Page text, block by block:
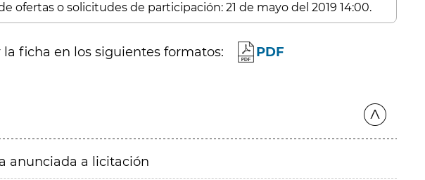
ofertas o solicitudes de participación: 21 de mayo del 2019 14:00.
la ficha en los siguientes formatos: PDF
anunciada a licitación